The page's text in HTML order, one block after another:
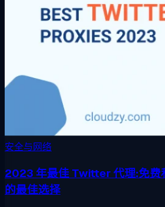
安全与网络
2023 年最佳 Twitter 代理:免
的最佳选择